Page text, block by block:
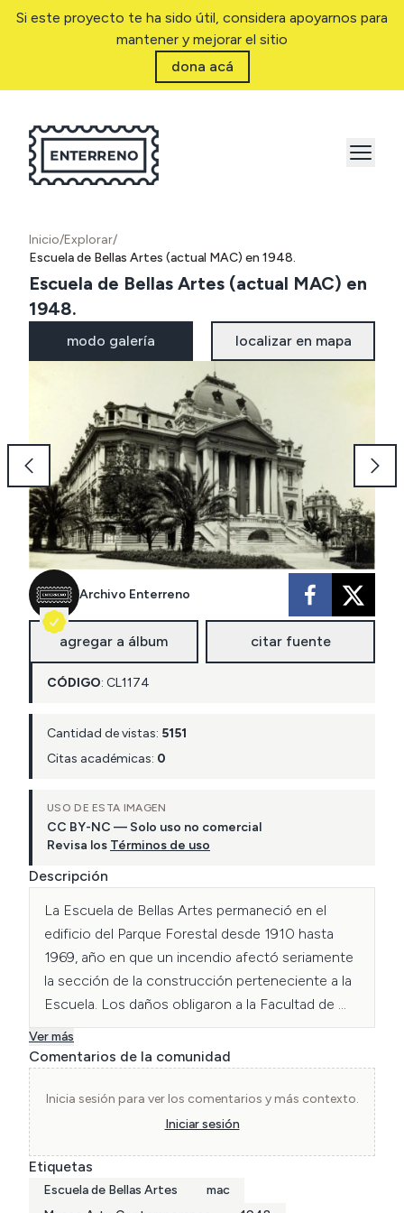
Si este proyecto te ha sido útil, considera apoyarnos para
mantener y mejorar el sitio
dona acá
Inicio/Explorar/
Escuela de Bellas Artes (actual MAC) en 1948.
Escuela de Bellas Artes (actual MAC) en
1948.
modo galería localizar en mapa
Archivo Enterreno
agregar a álbum citar fuente
CÓDIGO: CL1174
Cantidad de vistas: 5151
Citas académicas: 0
USO DE ESTA IMAGEN
CC BY-NC — Solo uso no comercial
Revisa los Términos de uso
Descripción
La Escuela de Bellas Artes permaneció en el
edificio del Parque Forestal desde 1910 hasta
1969, año en que un incendio afectó seriamente
la sección de la construcción perteneciente a la
Escuela. Los daños obligaron a la Facultad de
Filosofía, Humanidades y Bellas Artes a arrendar
nuevos locales para su funcionamiento. Hacia
1973, la Escuela se trasladó a los terrenos del
Campus Gómez Millas. Mientras tanto, en 1947,
la Universidad de Chile inauguró su propio Museo
Quinta Normal, lugar donde funcionó hasta 1973.
Ver más
Comentarios de la comunidad
Inicia sesión para ver los comentarios y más contexto.
Iniciar sesión
Etiquetas
Escuela de Bellas Artes
mac